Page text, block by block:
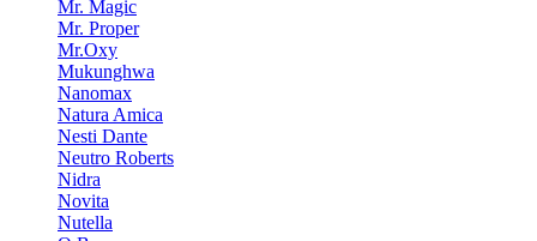
Mr. Magic
Mr. Proper
Mr.Oxy
Mukunghwa
Nanomax
Natura Amica
Nesti Dante
Neutro Roberts
Nidra
Novita
Nutella